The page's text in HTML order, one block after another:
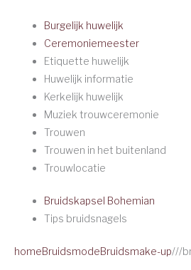
Burgelijk huwelijk
Ceremoniemeester
Etiquette huwelijk
Huwelijk informatie
Kerkelijk huwelijk
Muziek trouwceremonie
Trouwen
Trouwen in het buitenland
Trouwlocatie
Bruidskapsel Bohemian
Tips bruidsnagels
homeBruidsmodeBruidsmake-up///